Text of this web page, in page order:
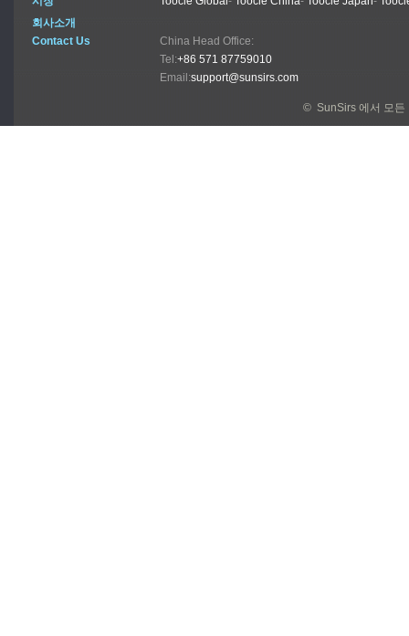
회사소개
Contact Us
China Head Office:
Tel:+86 571 87759010
Email:support@sunsirs.com
© SunSirs 에서 모